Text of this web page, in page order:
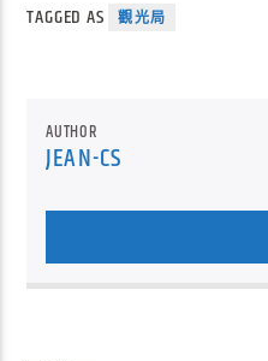
TAGGED AS 觀光局
AUTHOR
JEAN-CS